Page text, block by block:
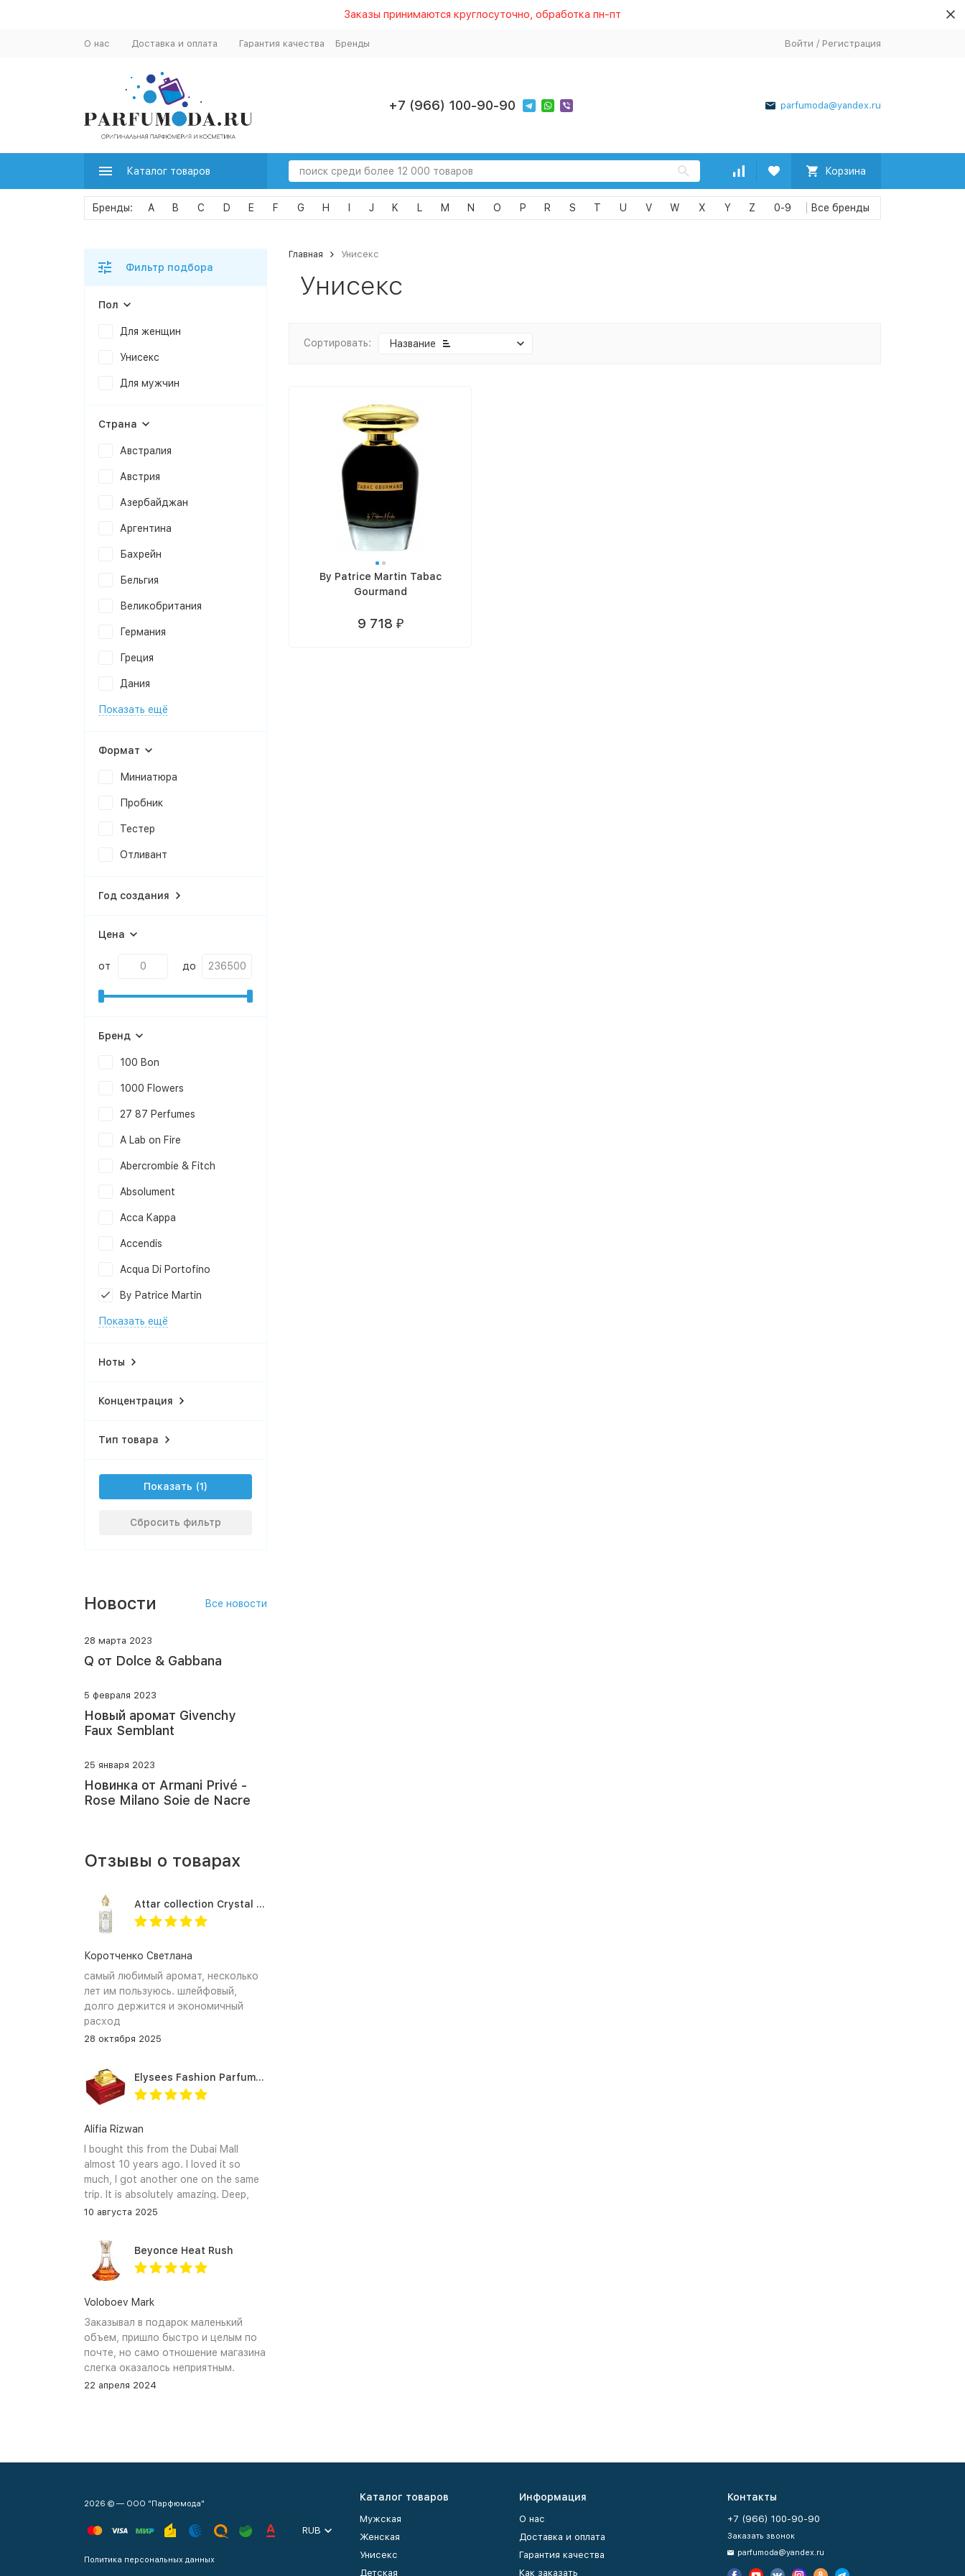
Заказы принимаются круглосуточно, обработка пн-пт
О нас Доставка и оплата Гарантия качества Бренды Войти / Регистрация
+7 (966) 100-90-90 parfumoda@yandex.ru
Каталог товаров Корзина
A B C D E F G H J K L M N O P R S T U V W X Y Z 0-9
Главная Унисекс
Унисекс
Сортировать: Название
By Patrice Martin Tabac
Gourmand
9 718 ₽
Фильтр подбора
Пол
Для женщин
Унисекс
Для мужчин
Страна
Австралия
Австрия
Азербайджан
Аргентина
Бахрейн
Бельгия
Великобритания
Германия
Греция
Дания
Показать ещё
Формат
Миниатюра
Пробник
Тестер
Отливант
Год создания
Цена
от до
Бренд
100 Bon
1000 Flowers
27 87 Perfumes
A Lab on Fire
Abercrombie & Fitch
Absolument
Acca Kappa
Accendis
Acqua Di Portofino
By Patrice Martin
Показать ещё
Ноты
Концентрация
Тип товара
Показать
Сбросить фильтр
Новости Все новости
28 марта 2023
Q от Dolce & Gabbana
5 февраля 2023
Новый аромат Givenchy
Faux Semblant
25 января 2023
Новинка от Armani Privé -
Rose Milano Soie de Nacre
Отзывы о товарах
Attar collection Crystal love for her
Коротченко Светлана
самый любимый аромат, несколько
лет им пользуюсь. шлейфовый,
долго держится и экономичный
расход
28 октября 2025
Elysees Fashion Parfums Purity Vanilla
Alifia Rizwan
I bought this from the Dubai Mall
almost 10 years ago. I loved it so
much, I got another one on the same
trip. It is absolutely amazing. Deep,
enchanting notes that linger on the
find it again.
10 августа 2025
Beyonce Heat Rush
Voloboev Mark
Заказывал в подарок маленький
объем, пришло быстро и целым по
почте, но само отношение магазина
слегка оказалось неприятным.
Сначала обещали связться, но
22 апреля 2024
2026 © — ООО "Парфюмода"
RUB
Политика персональных данных
Каталог товаров
Мужская
Женская
Унисекс
Детская
Информация
О нас
Доставка и оплата
Гарантия качества
Как заказать
Контакты
+7 (966) 100-90-90
Заказать звонок
parfumoda@yandex.ru